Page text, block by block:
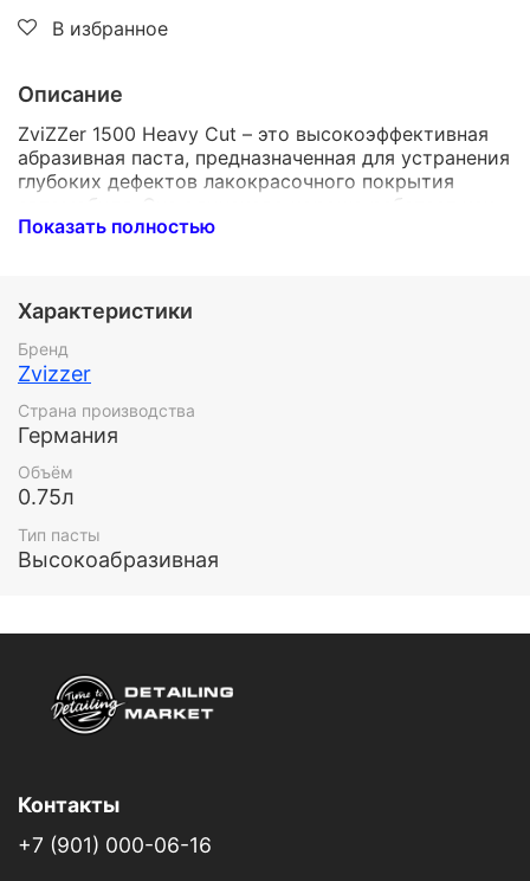
В избранное
Описание
ZviZZer 1500 Heavy Cut – это высокоэффективная
абразивная паста, предназначенная для устранения
глубоких дефектов лакокрасочного покрытия
автомобиля. Она одинаково хорошо работает как
при использовании роторной полировальной
Показать полностью
Характеристики
Бренд
Zvizzer
Страна производства
Германия
Объём
0.75л
Тип пасты
Высокоабразивная
Контакты
+7 (901) 000-06-16